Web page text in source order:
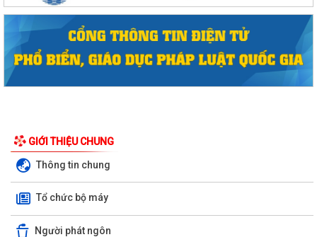
GIỚI THIỆU CHUNG
Thông tin chung
Tổ chức bộ máy
Người phát ngôn